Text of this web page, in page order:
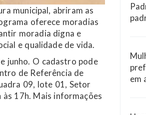
municipal, abriram as
oferece moradias
moradia digna e
e qualidade de vida.
junho. O cadastro pode
de Referência de
09, lote 01, Setor
17h. Mais informações
em